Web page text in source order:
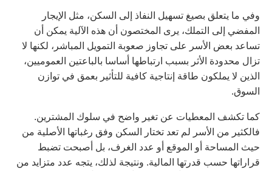
وفي ما يتعلق بصيغ تسهيل النفاذ إلى السكن، مثل الإيجار
المفضي إلى التملك، يرى المختصون أن هذه الآلية يمكن أن
تساعد بعض الأسر على تجاوز صعوبة التمويل المباشر، لكنها لا
تزال محدودة الأثر بسبب ارتباطها أساسا بالباعتين العموميين،
الذين لا يملكون طاقة إنتاجية كافية للتأثير بعمق في توازن
السوق.
كما تكشف المعطيات عن تغير واضح في سلوك المشترين.
فالكثير من الأسر لم تعد تختار السكن وفق رغباتها الأصلية من
حيث المساحة أو الموقع أو عدد الغرف، بل أصبحت تضبط
قراراتها حسب قدرتها المالية. ونتيجة لذلك، يتجه عدد متزايد من